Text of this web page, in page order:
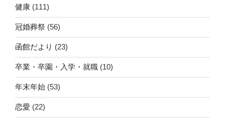
健康 (111)
冠婚葬祭 (56)
函館だより (23)
卒業・卒園・入学・就職 (10)
年末年始 (53)
恋愛 (22)